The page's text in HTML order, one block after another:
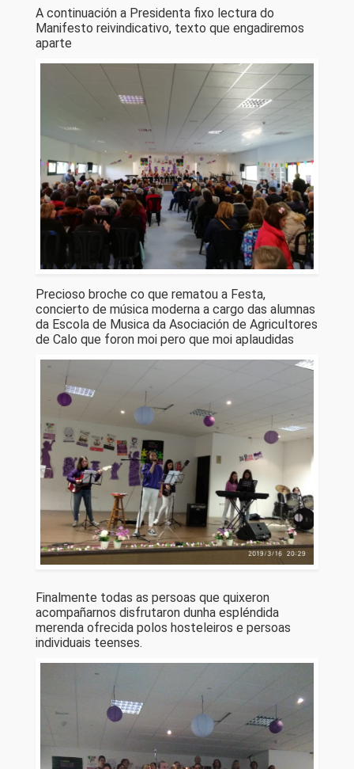
A continuación a Presidenta fixo lectura do
Manifesto reivindicativo, texto que engadiremos
aparte
Precioso broche co que rematou a Festa,
concierto de música moderna a cargo das alumnas
da Escola de Musica da Asociación de Agricultores
de Calo que foron moi pero que moi aplaudidas
Finalmente todas as persoas que quixeron
acompañarnos disfrutaron dunha espléndida
merenda ofrecida polos hosteleiros e persoas
individuais teenses.